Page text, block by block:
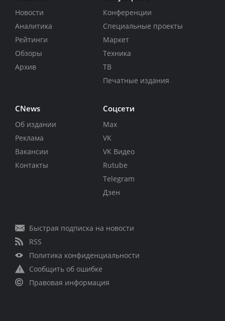
Новости
Аналитика
Рейтинги
Обзоры
Архив
Конференции
Специальные проекты
Маркет
Техника
ТВ
Печатные издания
CNews
Об издании
Реклама
Вакансии
Контакты
Соцсети
Max
VK
VK Видео
Rutube
Telegram
Дзен
Быстрая подписка на новости
RSS
Политика конфиденциальности
Сообщить об ошибке
Правовая информация